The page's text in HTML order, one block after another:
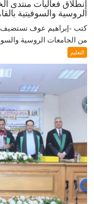
إنطلاق فعاليات منتدى
الروسية والسوفيتية
كتب -إبراهيم عوف تستضيف
من الجامعات الروسية
التعليم